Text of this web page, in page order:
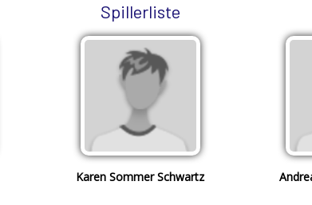
Spillerliste
Karen Sommer Schwartz